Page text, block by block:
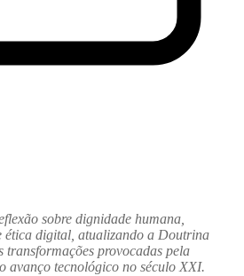
sobre dignidade humana,
ética digital, atualizando a Doutrina
transformações provocadas pela
avanço tecnológico no século XXI.